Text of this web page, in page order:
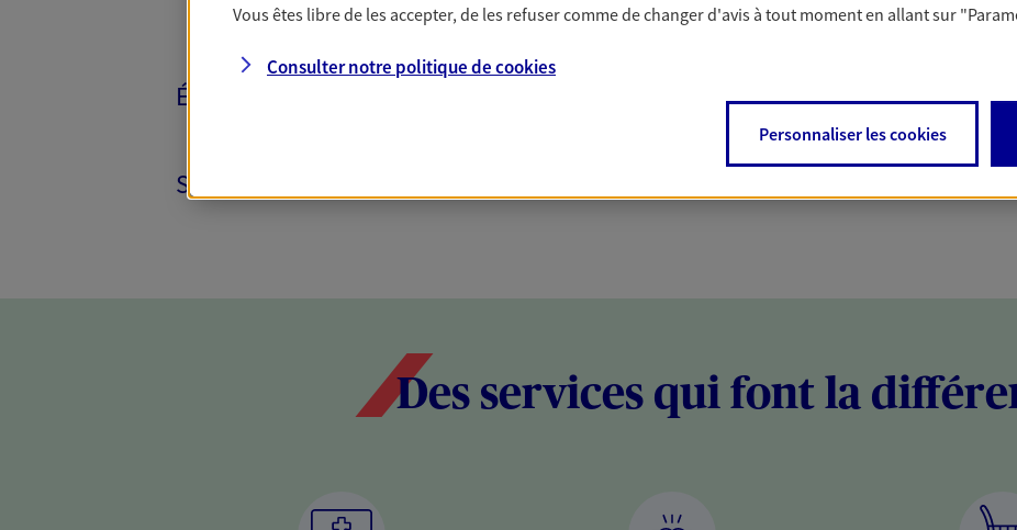
ÉPARGNE ET RETRAITE
SANTÉ ET PRÉVOYANCE
Des services qui font la
Vous êtes libre de les accepter, de les refuser comme de changer d'avis à tout moment en allant sur
Consulter notre politique decookies
Personnaliser les cookies